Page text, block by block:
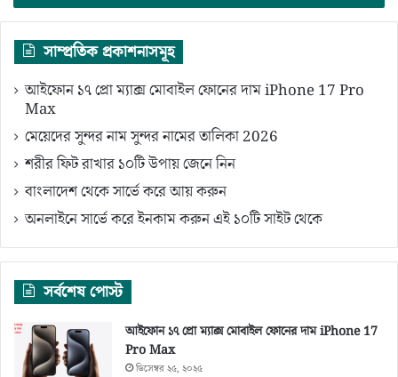
সাম্প্রতিক প্রকাশনাসমূহ
আইফোন ১৭ প্রো ম্যাক্স মোবাইল ফোনের দাম iPhone 17 Pro
Max
মেয়েদের সুন্দর নাম সুন্দর নামের তালিকা 2026
শরীর ফিট রাখার ১০টি উপায় জেনে নিন
বাংলাদেশ থেকে সার্ভে করে আয় করুন
অনলাইনে সার্ভে করে ইনকাম করুন এই ১০টি সাইট থেকে
সর্বশেষ পোস্ট
আইফোন ১৭ প্রো ম্যাক্স মোবাইল ফোনের দাম iPhone 17
Pro Max
ডিসেম্বর ২৫, ২০২৫